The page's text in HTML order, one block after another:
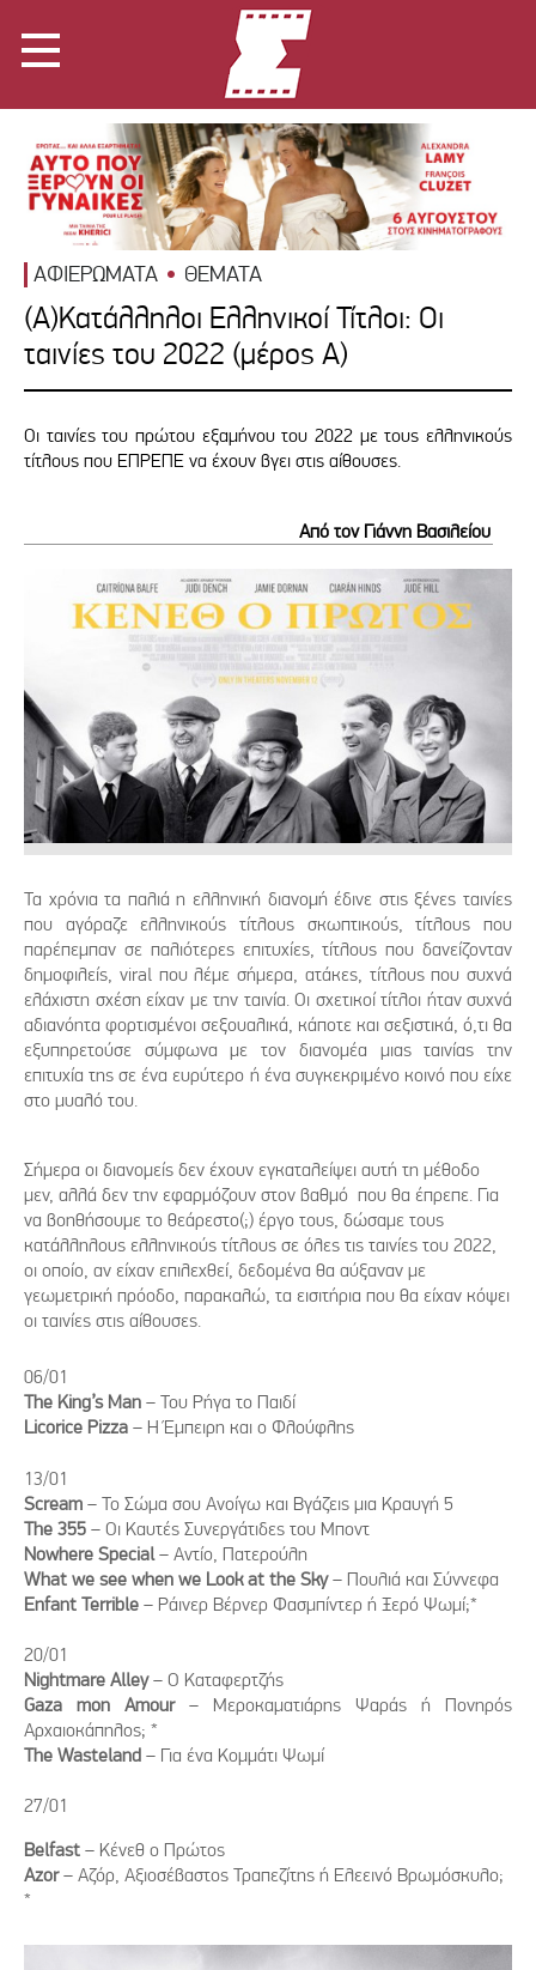
ΑΦΙΕΡΩΜΑΤΑ ΘΕΜΑΤΑ
(Α)Κατάλληλοι Ελληνικοί Τίτλοι: Οι
ταινίες του 2022 (μέρος Α)
Οι ταινίες του πρώτου εξαμήνου του 2022 με τους ελληνικούς
τίτλους που ΕΠΡΕΠΕ να έχουν βγει στις αίθουσες.
Από τον Γιάννη Βασιλείου
Τα χρόνια τα παλιά η ελληνική διανομή έδινε στις ξένες ταινίες
που αγόραζε ελληνικούς τίτλους σκωπτικούς, τίτλους που
παρέπεμπαν σε παλιότερες επιτυχίες, τίτλους που δανείζονταν
δημοφιλείς, viral που λέμε σήμερα, ατάκες, τίτλους που συχνά
ελάχιστη σχέση είχαν με την ταινία. Οι σχετικοί τίτλοι ήταν συχνά
αδιανόητα φορτισμένοι σεξουαλικά, κάποτε και σεξιστικά, ό,τι θα
εξυπηρετούσε σύμφωνα με τον διανομέα μιας ταινίας την
επιτυχία της σε ένα ευρύτερο ή ένα συγκεκριμένο κοινό που είχε
στο μυαλό του.
Σήμερα οι διανομείς δεν έχουν εγκαταλείψει αυτή τη μέθοδο
μεν, αλλά δεν την εφαρμόζουν στον βαθμό που θα έπρεπε. Για
να βοηθήσουμε το θεάρεστο(;) έργο τους, δώσαμε τους
κατάλληλους ελληνικούς τίτλους σε όλες τις ταινίες του 2022,
οι οποίο, αν είχαν επιλεχθεί, δεδομένα θα αύξαναν με
γεωμετρική πρόοδο, παρακαλώ, τα εισιτήρια που θα είχαν κόψει
οι ταινίες στις αίθουσες.
06/01
Τhe King’s Man – Του Ρήγα το Παιδί
Licorice Pizza – Η Έμπειρη και ο Φλούφλης
13/01
Scream – Το Σώμα σου Ανοίγω και Βγάζεις μια Κραυγή 5
The 355 – Οι Καυτές Συνεργάτιδες του Μποντ
Nowhere Special– Αντίο, Πατερούλη
What we see when we Look at the Sky– Πουλιά και Σύννεφα
Enfant Terrible – Ράινερ Βέρνερ Φασμπίντερ ή Ξερό Ψωμί;*
20/01
Nightmare Alley– Ο Καταφερτζής
Gaza mon Amour– Μεροκαματιάρης Ψαράς ή Πονηρός
Αρχαιοκάπηλος; *
The Wasteland – Για ένα Κομμάτι Ψωμί
27/01
Belfast – Κένεθ ο Πρώτος
Azor– Αζόρ, Αξιοσέβαστος Τραπεζίτης ή Ελεεινό Βρωμόσκυλο;
*